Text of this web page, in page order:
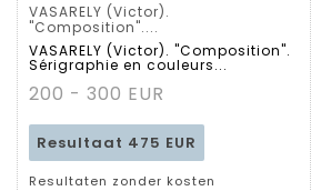
Gedetailleerde
fiche
VASARELY (Victor).
"Composition"....
VASARELY (Victor). "Composition".
Sérigraphie en couleurs...
200 - 300 EUR
Resultaat 475 EUR
Resultaten zonder kosten